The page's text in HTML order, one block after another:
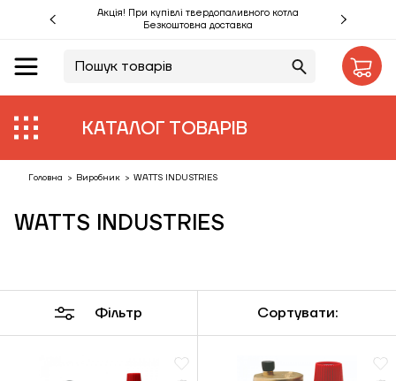
Акція! При купівлі твердопаливного котла
Безкоштовна доставка
КАТАЛОГ ТОВАРІВ
Акції %
Виробники
Об'єкти
Монтаж
Статті
Головна > Виробник > WATTS INDUSTRIES
WATTS INDUSTRIES
Фільтр Сортувати: